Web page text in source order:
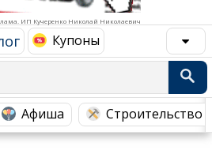
ИП Кучеренко Николай Николаевич
Купоны
Афиша Строительство
Промышленность
Сельское хозяйство
Ветеринария, Зоотовары
Курьерская служба, Службы до...